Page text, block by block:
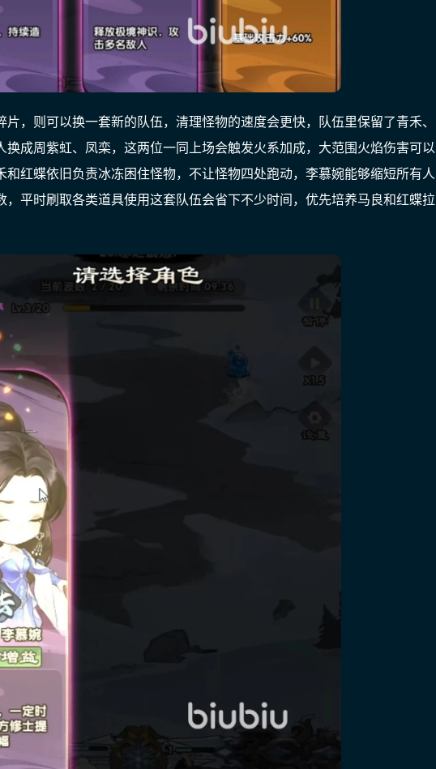
，则可以换一套新的队伍，清理怪物的速度会更快，队伍里保留了青禾、
换成周紫虹、凤栾，这两位一同上场会触发火系加成，大范围火焰伤害可以
和红蝶依旧负责冰冻困住怪物，不让怪物四处跑动，李慕婉能够缩短所有人
，平时刷取各类道具使用这套队伍会省下不少时间，优先培养马良和红蝶拉